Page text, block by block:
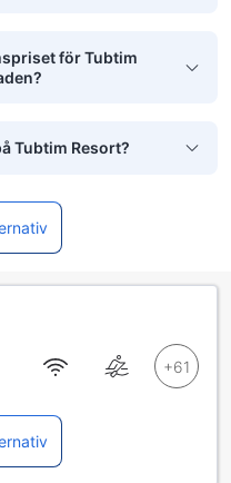
för Tubtim
Tubtim Resort?